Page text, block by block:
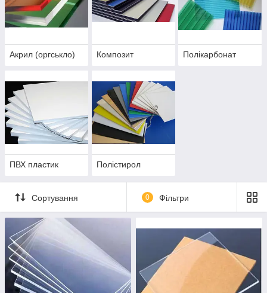
Акрил (оргськло) Композит Полікарбонат
ПВХ пластик Полістирол
Сортування 0 Фільтри